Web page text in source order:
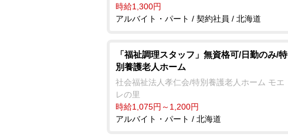
時給1,300円
アルバイト・パート / 契約社員 / 北海道
「福祉調理スタッフ」無資格可/日勤のみ/特
別養護老人ホーム
社会福祉法人孝仁会/特別養護老人ホーム モエ
レの里
時給1,075円～1,200円
アルバイト・パート / 北海道